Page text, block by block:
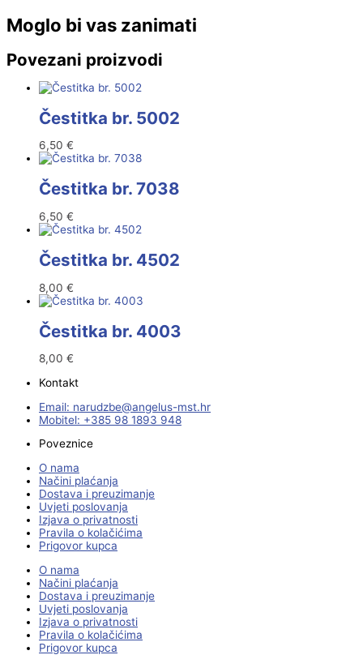
Moglo bi vas zanimati
Povezani proizvodi
Čestitka br. 5002
6,50 €
Čestitka br. 7038
6,50 €
Čestitka br. 4502
8,00 €
Čestitka br. 4003
8,00 €
Kontakt
Email:
rh.tsm-sulegna
@ebzduran
Mobitel: +385 98 1893 948
Poveznice
O nama
Načini plaćanja
Dostava i preuzimanje
Uvjeti poslovanja
Izjava o privatnosti
Pravila o kolačićima
Prigovor kupca
O nama
Načini plaćanja
Dostava i preuzimanje
Uvjeti poslovanja
Izjava o privatnosti
Pravila o kolačićima
Prigovor kupca